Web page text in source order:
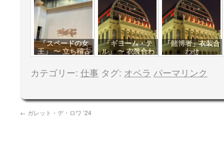
「スペードの女
王」 〜 立ち稽古
「ギヨーム・テ
ル」 〜 衣装合わ
せ
「賭博者」衣装合
わせ
カテゴリー: 仕事 タグ: オペラ パーマリンク
← ガレット・デ・ロワ ’24